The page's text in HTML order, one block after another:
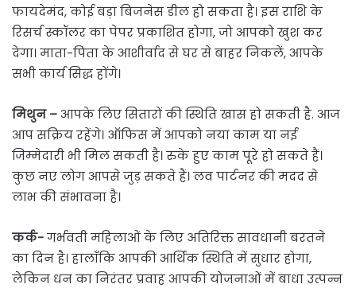
फायदेमंद, कोई बड़ा बिजनेस डील हो सकता है। इस राशि के
रिसर्च स्कॉलर का पेपर प्रकाशित होगा, जो आपको खुश कर
देगा। माता-पिता के आशीर्वाद से घर से बाहर निकलें, आपके
सभी कार्य सिद्ध होंगे।
मिथुन –आपके लिए सितारों की स्थिति खास हो सकती है. आज
आप सक्रिय रहेंगे। ऑफिस में आपको नया काम या नई
जिम्मेदारी भी मिल सकती है। रुके हुए काम पूरे हो सकते हैं।
कुछ नए लोग आपसे जुड़ सकते हैं। लव पार्टनर की मदद से
लाभ की संभावना है।
कर्क-गर्भवती महिलाओं के लिए अतिरिक्त सावधानी बरतने
का दिन है। हालाँकि आपकी आर्थिक स्थिति में सुधार होगा,
लेकिन धन का निरंतर प्रवाह आपकी योजनाओं में बाधा उत्पन्न